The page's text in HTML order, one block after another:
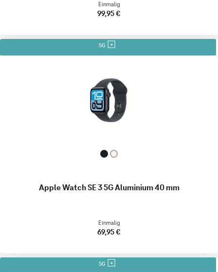
Einmalig
99,95 €
5G
Apple Watch SE 3 5G Aluminium 40 mm
Einmalig
69,95 €
5G